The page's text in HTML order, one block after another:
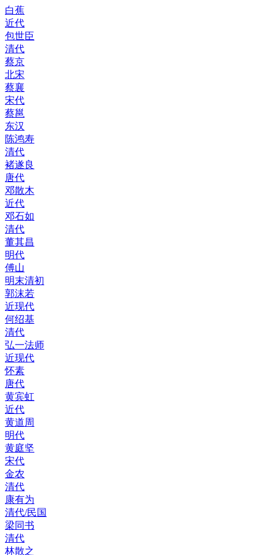
白蕉
近代
包世臣
清代
蔡京
北宋
蔡襄
宋代
蔡邕
东汉
陈鸿寿
清代
褚遂良
唐代
邓散木
近代
邓石如
清代
董其昌
明代
傅山
明末清初
郭沫若
近现代
何绍基
清代
弘一法师
近现代
怀素
唐代
黄宾虹
近代
黄道周
明代
黄庭坚
宋代
金农
清代
康有为
清代/民国
梁同书
清代
林散之